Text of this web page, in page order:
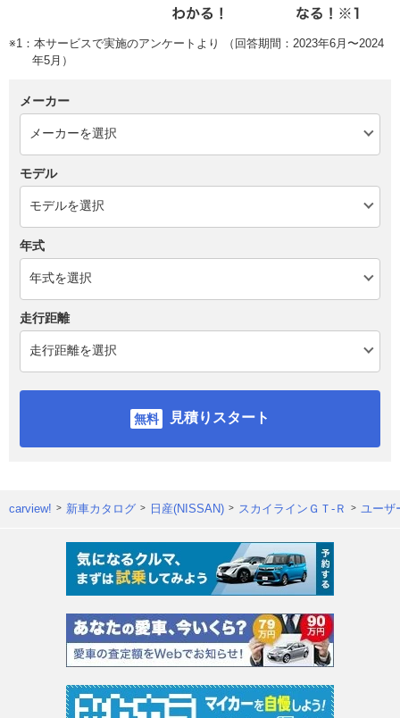
※1：本サービスで実施のアンケートより （回答期間：2023年6月〜2024
年5月）
メーカー
モデル
年式
走行距離
見積りスタート
carview! 新車カタログ 日産(NISSAN) スカイラインＧＴ‐Ｒ ユーザ